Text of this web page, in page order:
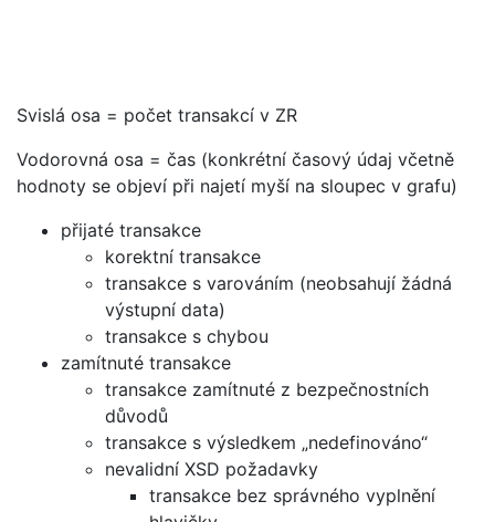
Svislá osa = počet transakcí v ZR
Vodorovná osa = čas (konkrétní časový údaj včetně
hodnoty se objeví při najetí myší na sloupec v grafu)
přijaté transakce
korektní transakce
transakce s varováním (neobsahují žádná
výstupní data)
transakce s chybou
zamítnuté transakce
transakce zamítnuté z bezpečnostních
důvodů
transakce s výsledkem „nedefinováno“
nevalidní XSD požadavky
transakce bez správného vyplnění